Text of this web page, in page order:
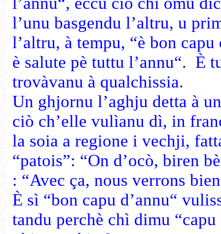
l’unu basgendu l’altru, u
l’altru, à tempu, “è bon capu
è salute pè tuttu l’annu“. È
trovàvanu à qualchissia.
Un ghjornu l’aghju detta à
ciò ch’elle vulìanu dì, in
la soia a regione i vechji,
“patois”: “On d’ocò, biren
: “Avec ça, nous verrons
È sì “bon capu d’annu“
tandu perchè chì dimu